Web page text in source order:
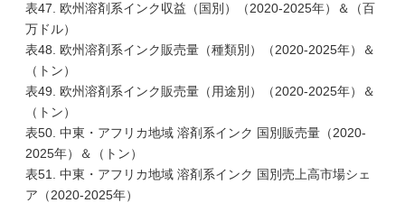
表47. 欧州溶剤系インク収益（国別）（2020-2025年）＆（百
万ドル）
表48. 欧州溶剤系インク販売量（種類別）（2020-2025年）＆
（トン）
表49. 欧州溶剤系インク販売量（用途別）（2020-2025年）＆
（トン）
表50. 中東・アフリカ地域 溶剤系インク 国別販売量（2020-
2025年）＆（トン）
表51. 中東・アフリカ地域 溶剤系インク 国別売上高市場シェ
ア（2020-2025年）